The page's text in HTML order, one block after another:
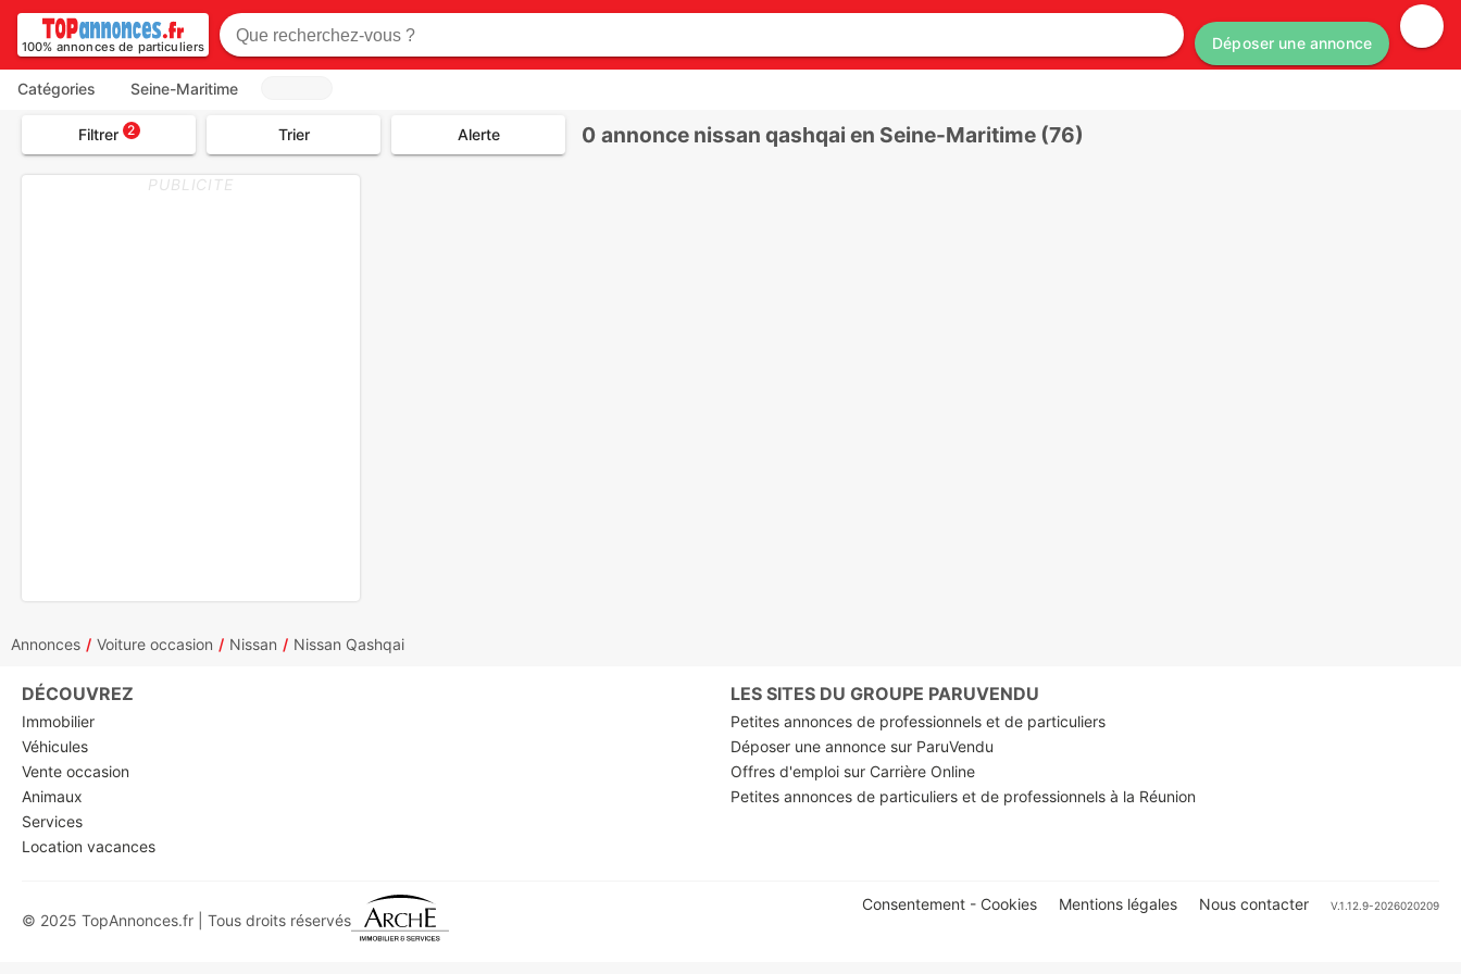
100% annonces de particuliers Déposer une annonce
Catégories Seine-Maritime
Filtrer 2 Trier Alerte 0 annonce nissan qashqai en Seine-Maritime (76)
PUBLICITE
Annonces Voiture occasion Nissan Nissan Qashqai
DÉCOUVREZ
Immobilier
Véhicules
Vente occasion
Animaux
Services
Location vacances
LES SITES DU GROUPE PARUVENDU
Petites annonces de professionnels et de particuliers
Déposer une annonce sur ParuVendu
Offres d'emploi sur Carrière Online
Petites annonces de particuliers et de professionnels à la Réunion
© 2025 TopAnnonces.fr | Tous droits réservés
Consentement - Cookies Mentions légales Nous contacter V.1.12.9-2026020209